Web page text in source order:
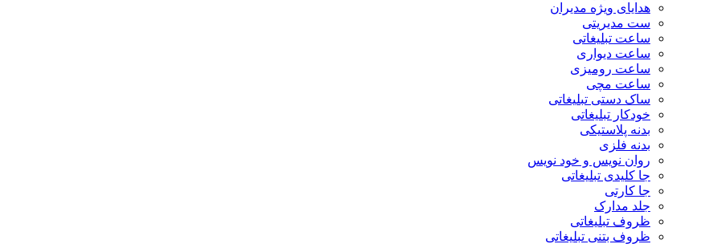
هدایای ویژه مدیران
ست مدیریتی
ساعت تبلیغاتی
ساعت دیواری
ساعت رومیزی
ساعت مچی
ساک دستی تبلیغاتی
خودکار تبلیغاتی
بدنه پلاستیکی
بدنه فلزی
روان نویس و خود نویس
جا کلیدی تبلیغاتی
جا کارتی
جلد مدارک
ظروف تبلیغاتی
ظروف بتنی تبلیغاتی